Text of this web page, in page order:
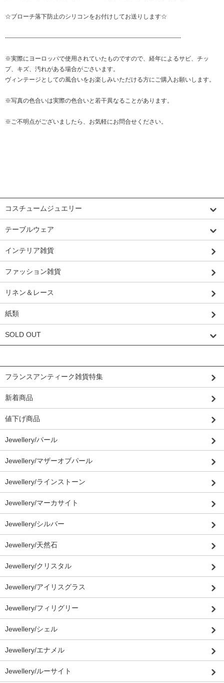
☆ブローチ落下防止のシリコンをお付けしてお送りします☆
----------------------------------------------------------------------------------------
※実際にヨーロッパで使用されていたものですので、経年によるサビ、チッ
プ、キズ、汚れがある場合がごさいます。
ヴィンテージとしての風合いをお楽しみいただける方にご購入お願いします。
※写真の色合いは実際の色合いと若干異なることがあります。
※ご不明点がございましたら、お気軽にお問合せください。
コスチュームジュエリー
テーブルウェア
インテリア雑貨
ファッション雑貨
リネン＆レース
紙類
SOLD OUT
フランスアンティーク雑貨特集
新着商品
値下げ商品
Jewellery/パール
Jewellery/マザーオブパール
Jewellery/ラインストーン
Jewellery/マーカサイト
Jewellery/シルバー
Jewellery/天然石
Jewellery/クリスタル
Jewellery/アイリスグラス
Jewellery/フィリグリー
Jewellery/シェル
Jewellery/エナメル
Jewellery/ルーサイト